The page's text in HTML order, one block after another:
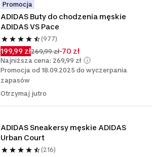
Promocja
ADIDAS Buty do chodzenia męskie
ADIDAS VS Pace
(977)
199,99 zł269,99 zł-70 zł
Najniższa cena: 269,99 zł
Promocja od 18.09.2025 do wyczerpania
zapasów
Otrzymaj jutro
ADIDAS Sneakersy męskie ADIDAS
Urban Court
(216)